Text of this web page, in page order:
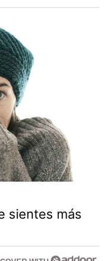
sientes más